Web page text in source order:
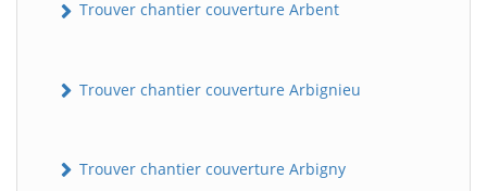
Trouver chantier couverture Arbent
Trouver chantier couverture Arbignieu
Trouver chantier couverture Arbigny